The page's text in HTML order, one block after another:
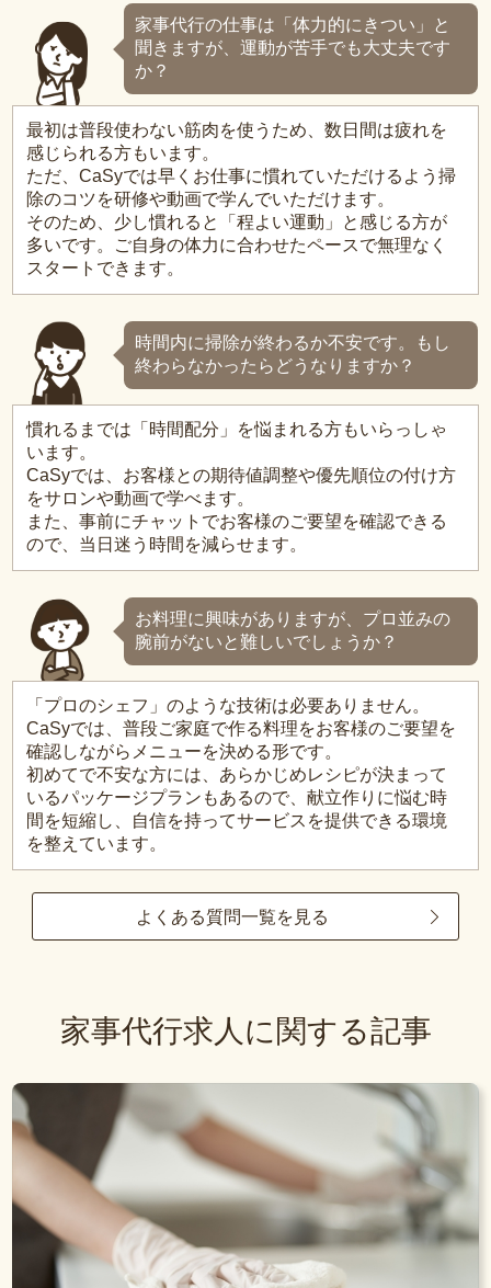
家事代行の仕事は「体力的にきつい」と
聞きますが、運動が苦手でも大丈夫です
か？
最初は普段使わない筋肉を使うため、数日間は疲れを
感じられる方もいます。
ただ、CaSyでは早くお仕事に慣れていただけるよう掃
除のコツを研修や動画で学んでいただけます。
そのため、少し慣れると「程よい運動」と感じる方が
多いです。ご自身の体力に合わせたペースで無理なく
スタートできます。
時間内に掃除が終わるか不安です。もし
終わらなかったらどうなりますか？
慣れるまでは「時間配分」を悩まれる方もいらっしゃ
います。
CaSyでは、お客様との期待値調整や優先順位の付け方
をサロンや動画で学べます。
また、事前にチャットでお客様のご要望を確認できる
ので、当日迷う時間を減らせます。
お料理に興味がありますが、プロ並みの
腕前がないと難しいでしょうか？
「プロのシェフ」のような技術は必要ありません。
CaSyでは、普段ご家庭で作る料理をお客様のご要望を
確認しながらメニューを決める形です。
初めてで不安な方には、あらかじめレシピが決まって
いるパッケージプランもあるので、献立作りに悩む時
間を短縮し、自信を持ってサービスを提供できる環境
を整えています。
よくある質問一覧を見る
家事代行求人に関する記事